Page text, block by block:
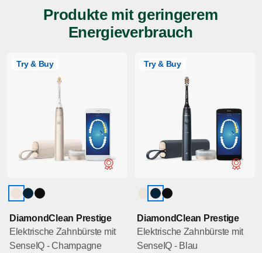
Produkte mit geringerem
Energieverbrauch
Try & Buy
DiamondClean Prestige
Elektrische Zahnbürste mit
SenseIQ - Champagne
Try & Buy
DiamondClean Prestige
Elektrische Zahnbürste mit
SenseIQ - Blau